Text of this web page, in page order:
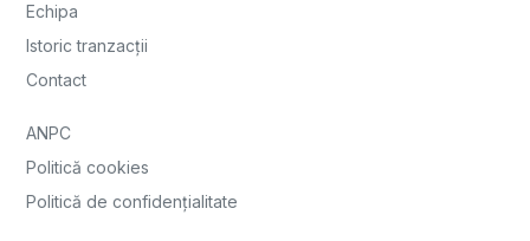
Echipa
Istoric tranzacții
Contact
ANPC
Politică cookies
Politică de confidențialitate